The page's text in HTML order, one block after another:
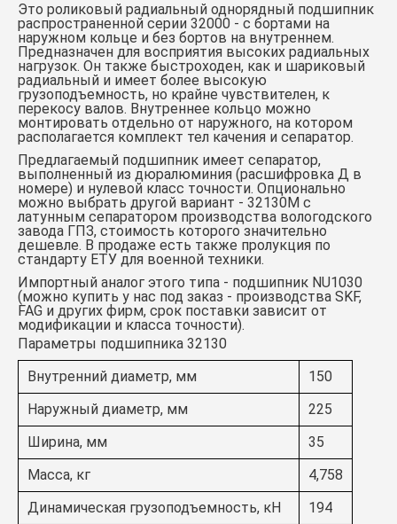
Это роликовый радиальный однорядный подшипник
распространенной серии 32000 - с бортами на
наружном кольце и без бортов на внутреннем.
Предназначен для восприятия высоких радиальных
нагрузок. Он также быстроходен, как и шариковый
радиальный и имеет более высокую
грузоподъемность, но крайне чувствителен, к
перекосу валов. Внутреннее кольцо можно
монтировать отдельно от наружного, на котором
располагается комплект тел качения и сепаратор.
Предлагаемый подшипник имеет сепаратор,
выполненный из дюралюминия (расшифровка Д в
номере) и нулевой класс точности. Опционально
можно выбрать другой вариант - 32130М с
латунным сепаратором производства вологодского
завода ГПЗ, стоимость которого значительно
дешевле. В продаже есть также пролукция по
стандарту ЕТУ для военной техники.
Импортный аналог этого типа - подшипник NU1030
(можно купить у нас под заказ - производства SKF,
FAG и других фирм, срок поставки зависит от
модификации и класса точности).
Параметры подшипника 32130
Внутренний диаметр, мм
150
Наружный диаметр, мм
225
Ширина, мм
35
Масса, кг
4,758
Динамическая грузоподъемность, кН
194